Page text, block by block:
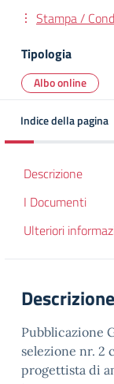
Stampa /
Tipologia
Albo online
Indice della pagina
Descrizione
I Documenti
Ulteriori
Descrizione
Pubblicazione
selezione nr.
progettista di